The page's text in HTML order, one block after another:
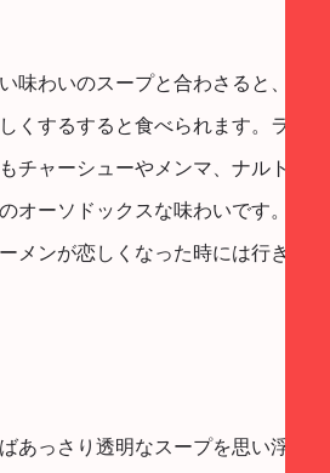
味わいのスープと合わさると、も
くするすると食べられます。ラー
チャーシューやメンマ、ナルトと
オーソドックスな味わいです。あ
メンが恋しくなった時には行きた
あっさり透明なスープを思い浮か